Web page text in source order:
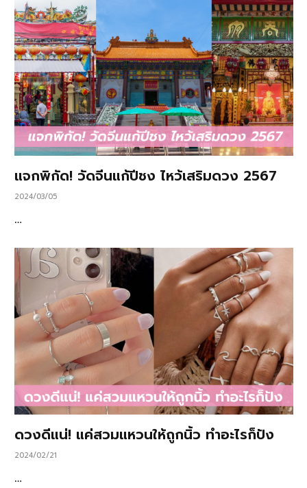
แจกพิกัด! วัดจีนแก้ปีชง ไหว้เสริมดวง 2567
2024/03/05
…
ดวงดีแน่! แค่สวมแหวนให้ถูกนิ้ว ทำอะไรก็ปัง
2024/02/21
…